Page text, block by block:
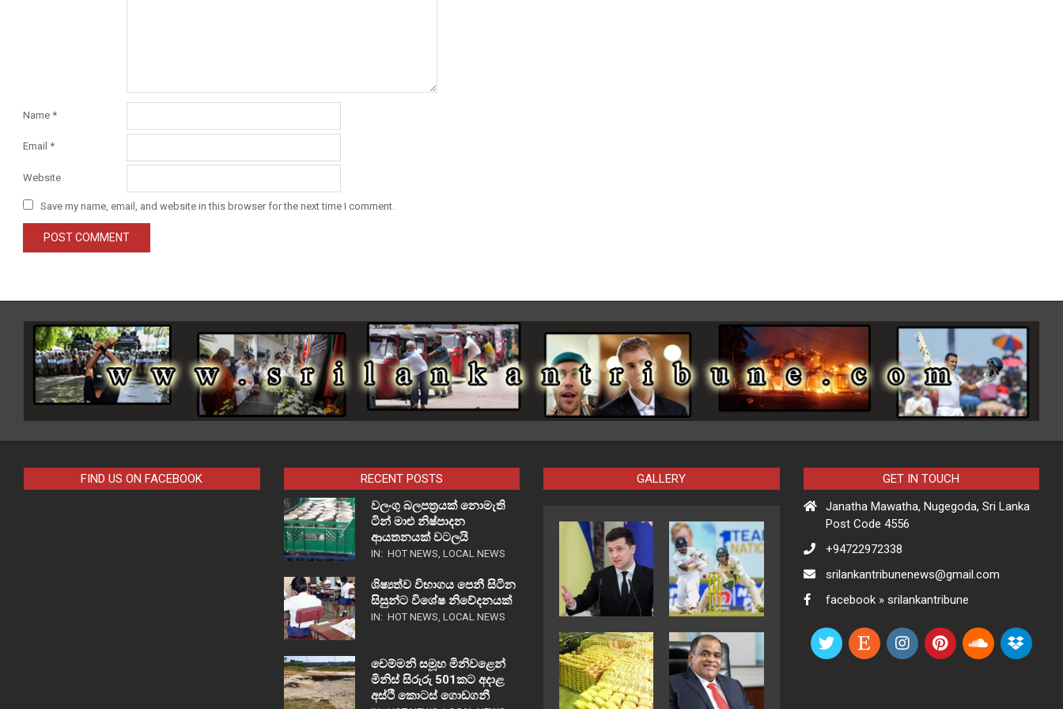
Name *
Email *
Website
Save my name, email, and website in this browser for the next time I comment.
FIND US ON FACEBOOK
RECENT POSTS
වලංගු බලපත්‍රයක් නොමැති
ටින් මාළු නිෂ්පාදන
ආයතනයක් වටලයි
IN: HOT NEWS, LOCAL NEWS
ශිෂ්‍යත්ව විභාගය පෙනී සිටින
සිසුන්ට විශේෂ නිවේදනයක්
IN: HOT NEWS, LOCAL NEWS
චෙම්මනි සමූහ මිනිවළෙන්
මිනිස් සිරුරු 501කට අදාළ
අස්ථි කොටස් ගොඩගනී
GALLERY
GET IN TOUCH
Janatha Mawatha, Nugegoda, Sri Lanka
Post Code 4556
+94722972338
srilankantribunenews@gmail.com
facebook » srilankantribune